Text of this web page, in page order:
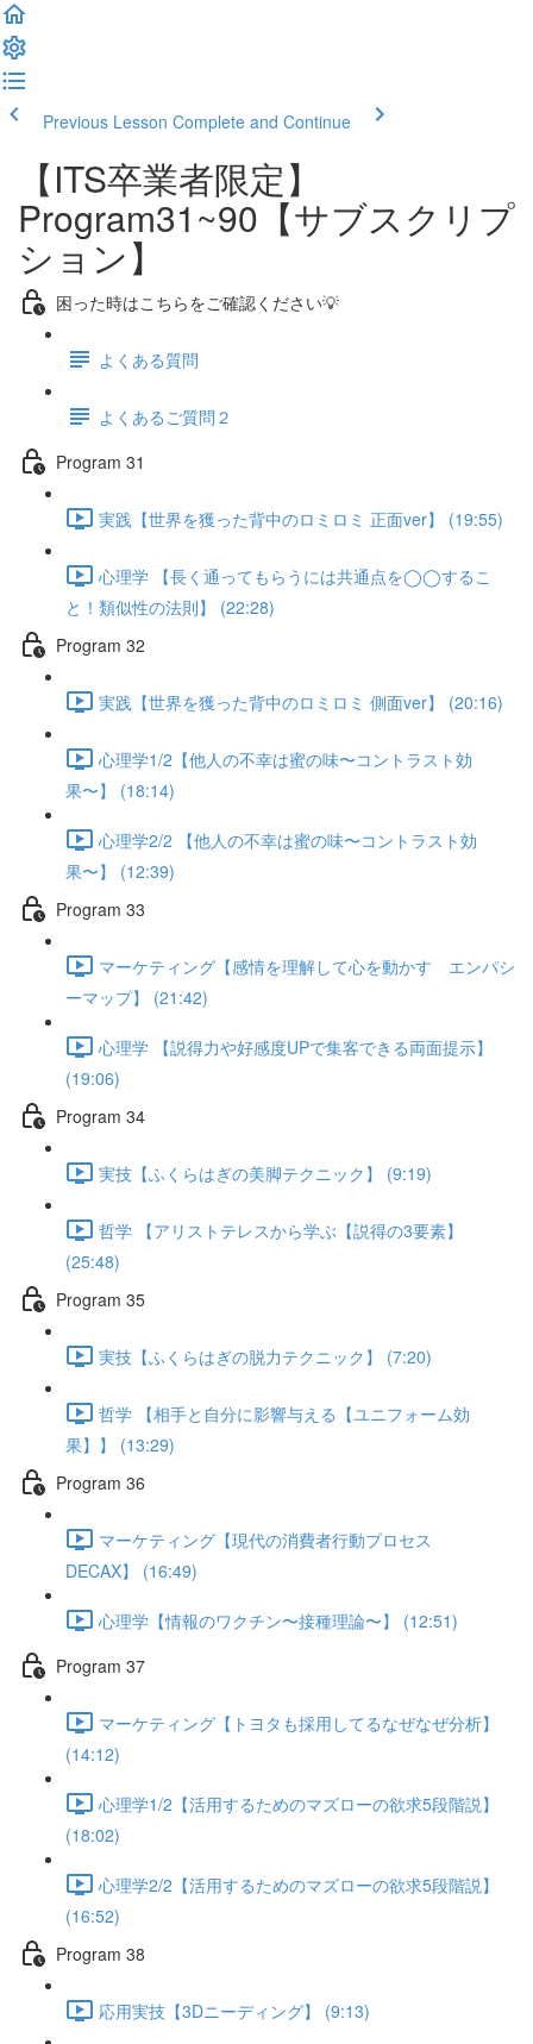
Previous Lesson Complete and Continue
【ITS卒業者限定】
Program31~90【サブスクリプ
ション】
困った時はこちらをご確認ください💡
よくある質問
よくあるご質問２
Program 31
実践【世界を獲った背中のロミロミ 正面ver】 (19:55)
心理学 【長く通ってもらうには共通点を◯◯するこ
と！類似性の法則】 (22:28)
Program 32
実践【世界を獲った背中のロミロミ 側面ver】 (20:16)
心理学1/2【他人の不幸は蜜の味〜コントラスト効
果〜】 (18:14)
心理学2/2 【他人の不幸は蜜の味〜コントラスト効
果〜】 (12:39)
Program 33
マーケティング【感情を理解して心を動かす エンパシ
ーマップ】 (21:42)
心理学 【説得力や好感度UPで集客できる両面提示】
(19:06)
Program 34
実技【ふくらはぎの美脚テクニック】 (9:19)
哲学 【アリストテレスから学ぶ【説得の3要素】
(25:48)
Program 35
実技【ふくらはぎの脱力テクニック】 (7:20)
哲学 【相手と自分に影響与える【ユニフォーム効
果】】 (13:29)
Program 36
マーケティング【現代の消費者行動プロセス
DECAX】 (16:49)
心理学【情報のワクチン〜接種理論〜】 (12:51)
Program 37
マーケティング【トヨタも採用してるなぜなぜ分析】
(14:12)
心理学1/2【活用するためのマズローの欲求5段階説】
(18:02)
心理学2/2【活用するためのマズローの欲求5段階説】
(16:52)
Program 38
応用実技【3Dニーディング】 (9:13)